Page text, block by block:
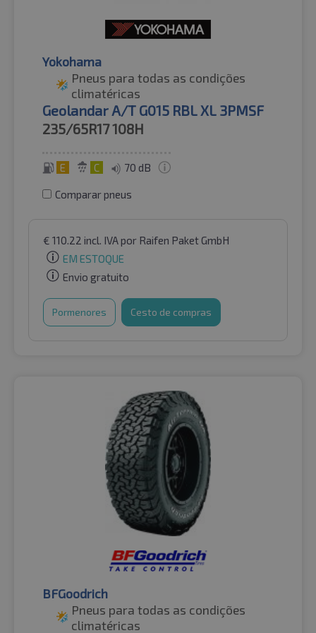
Yokohama
Pneus para todas as condições
climatéricas
Geolandar A/T G015 RBL XL 3PMSF
235/65R17108H
E C 70 dB
Comparar pneus
€ 110.22 incl. IVApor Raifen Paket GmbH
EM ESTOQUE
Envio gratuito
Pormenores Cesto de compras
BFGoodrich
Pneus para todas as condições
climatéricas